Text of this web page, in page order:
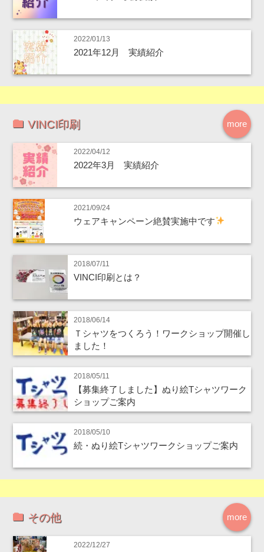
2022/01/13
2021年12月 実績紹介
more
VINCI印刷
2022/04/12
2022年3月 実績紹介
2021/09/24
ウェアキャンペーン絶賛実施中です
2018/07/11
VINCI印刷とは？
2018/06/14
Ｔシャツをつくろう！ワークショップ開催し
ました！
2018/05/11
【募集終了しました】ぬり絵Tシャツワーク
ショップご案内
2018/05/10
続・ぬり絵Tシャツワークショップご案内
more
その他
2022/12/27